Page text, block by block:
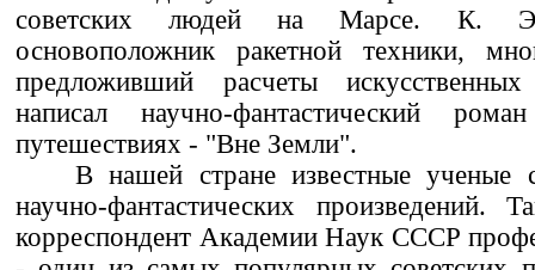
советских людей на Марсе. К.
основоположник ракетной техники,
предложивший расчеты
написал научно-фантастический
путешествиях - "Вне Земли".
В нашей стране известные ученые
научно-фантастических произведений.
корреспондент Академии Наук СССР